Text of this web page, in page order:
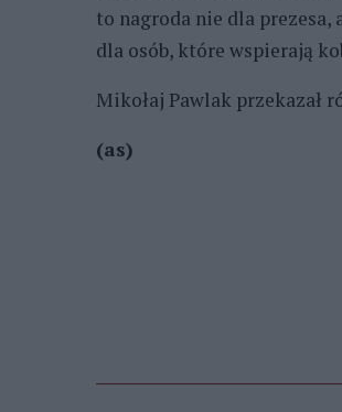
to nagroda nie dla prezesa,
dla osób, które wspierają
Mikołaj Pawlak przekazał
(as)